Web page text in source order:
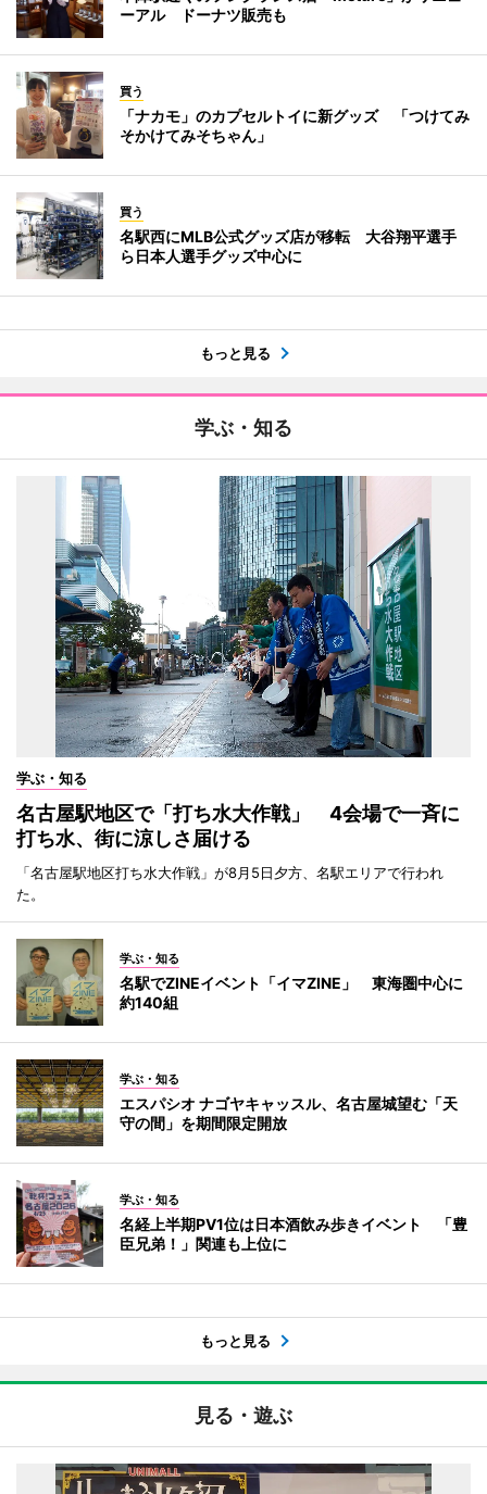
ーアル ドーナツ販売も
買う
「ナカモ」のカプセルトイに新グッズ 「つけてみ
そかけてみそちゃん」
買う
名駅西にMLB公式グッズ店が移転 大谷翔平選手
ら日本人選手グッズ中心に
もっと見る
学ぶ・知る
学ぶ・知る
名古屋駅地区で「打ち水大作戦」 4会場で一斉に
打ち水、街に涼しさ届ける
「名古屋駅地区打ち水大作戦」が8月5日夕方、名駅エリアで行われ
た。
学ぶ・知る
名駅でZINEイベント「イマZINE」 東海圏中心に
約140組
学ぶ・知る
エスパシオ ナゴヤキャッスル、名古屋城望む「天
守の間」を期間限定開放
学ぶ・知る
名経上半期PV1位は日本酒飲み歩きイベント 「豊
臣兄弟！」関連も上位に
もっと見る
見る・遊ぶ